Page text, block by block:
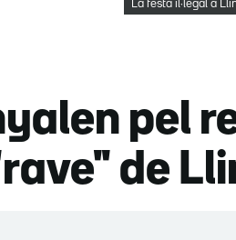
La festa il·legal a
pel
de